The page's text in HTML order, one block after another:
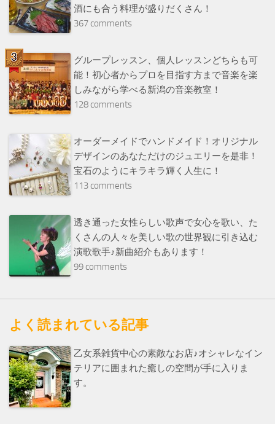
酒にも合う料理が盛りだくさん！
367 comments
グループレッスン、個人レッスンどちらも可
能！初心者からプロを目指す方まで音楽を楽
しみながら学べる新潟の音楽教室！
128 comments
オーダーメイドでハンドメイド！オリジナル
デザインのあなただけのジュエリーを是非！
宝石のようにキラキラ輝く人生に！
113 comments
透き通った女性らしい歌声で女心を歌い、た
くさんの人々を美しい歌の世界観に引き込む
演歌歌手♪新曲紹介もあります！
99 comments
よく読まれている記事
乙女系雑貨中心の素敵なお店♪オシャレなイン
テリアに囲まれた癒しの空間が手に入りま
す。